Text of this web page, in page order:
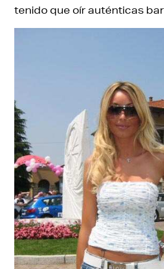
tenido que oír auténticas